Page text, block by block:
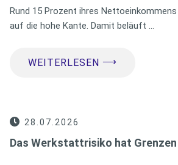
Rund 15 Prozent ihres Nettoeinkommens
auf die hohe Kante. Damit beläuft …
WEITERLESEN ⟶
28.07.2026
Das Werkstattrisiko hat Grenzen